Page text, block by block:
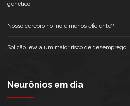
genético
Nosso cérebro no frio é menos eficiente?
Solidão leva a um maior risco de desemprego
Neurônios em dia